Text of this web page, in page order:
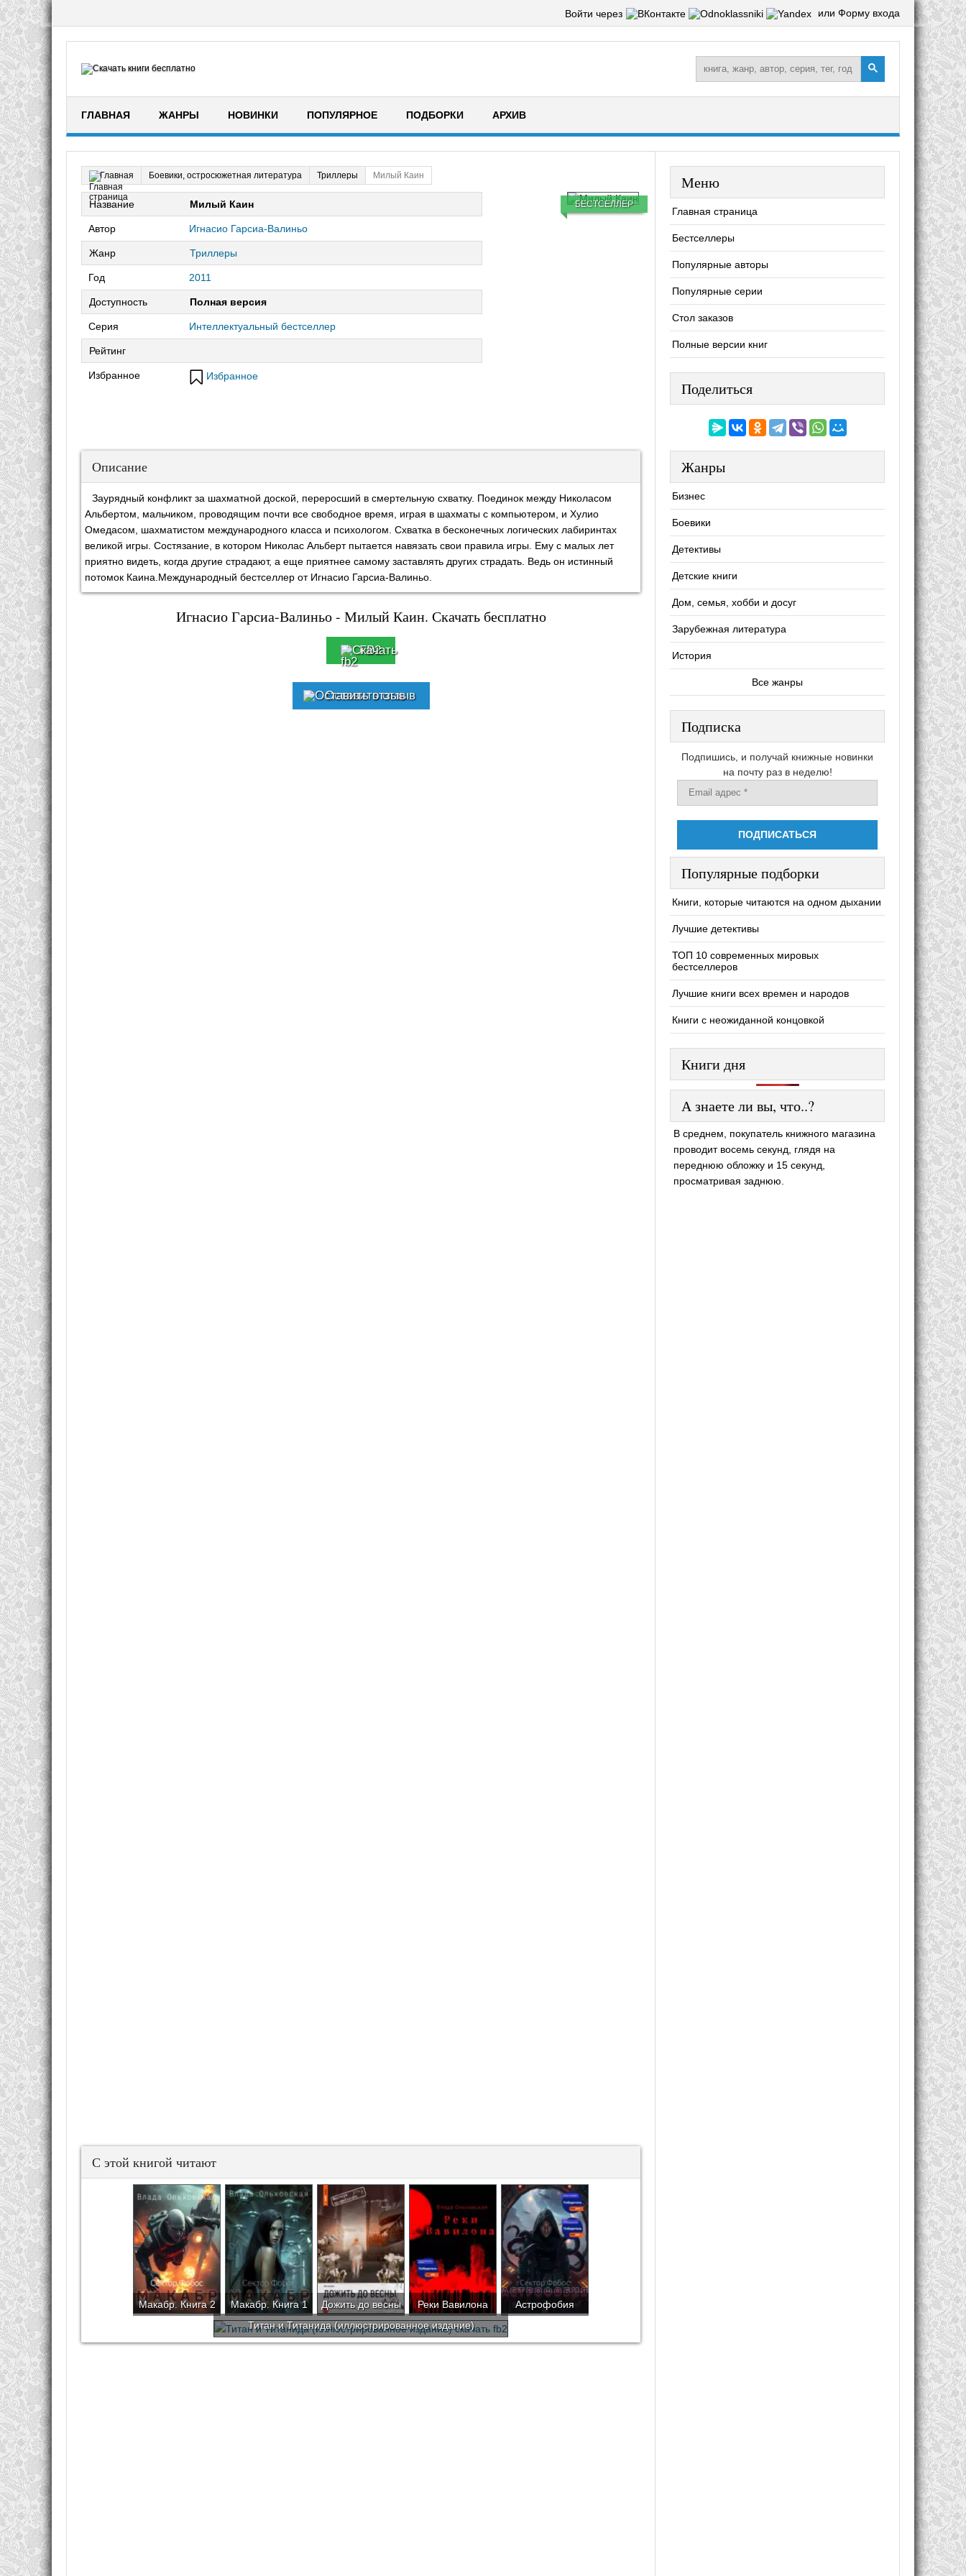
Войти через или Форму входа
ГЛАВНАЯ ЖАНРЫ НОВИНКИ ПОПУЛЯРНОЕ ПОДБОРКИ АРХИВ
Главная Боевики, остросюжетная литература Триллеры Милый Каин
БЕСТСЕЛЛЕР
Название Милый Каин
Автор Игнасио Гарсиа-Валиньо
Жанр Триллеры
Год 2011
Доступность Полная версия
Серия Интеллектуальный бестселлер
Рейтинг
Избранное Избранное
Описание
Заурядный конфликт за шахматной доской, переросший в смертельную схватку. Поединок между Николасом
Альбертом, мальчиком, проводящим почти все свободное время, играя в шахматы с компьютером, и Хулио
Омедасом, шахматистом международного класса и психологом. Схватка в бесконечных логических лабиринтах
великой игры. Состязание, в котором Николас Альберт пытается навязать свои правила игры. Ему с малых лет
приятно видеть, когда другие страдают, а еще приятнее самому заставлять других страдать. Ведь он истинный
потомок Каина.Международный бестселлер от Игнасио Гарсиа-Валиньо.
Игнасио Гарсиа-Валиньо - Милый Каин. Скачать бесплатно
FB2
Оставить отзыв
С этой книгой читают
Макабр. Книга 2 Макабр. Книга 1 Дожить до весны Реки Вавилона
Астрофобия
Титан и Титанида (иллюстрированное издание)
Меню
Главная страница
Бестселлеры
Популярные авторы
Популярные серии
Стол заказов
Полные версии книг
Поделиться
Жанры
Бизнес
Боевики
Детективы
Детские книги
Дом, семья, хобби и досуг
Зарубежная литература
История
Все жанры
Подписка
Подпишись, и получай книжные новинки
на почту раз в неделю!
Популярные подборки
Книги, которые читаются на одном дыхании
Лучшие детективы
ТОП 10 современных мировых
бестселлеров
Лучшие книги всех времен и народов
Книги с неожиданной концовкой
Книги дня
А знаете ли вы, что..?
В среднем, покупатель книжного магазина
проводит восемь секунд, глядя на
переднюю обложку и 15 секунд,
просматривая заднюю.